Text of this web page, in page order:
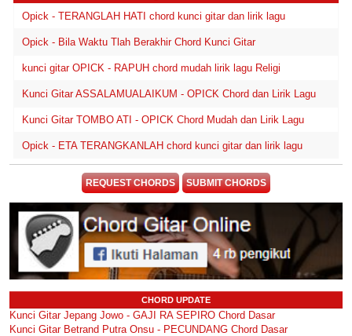
Opick - TERANGLAH HATI chord kunci gitar dan lirik lagu
Opick - Bila Waktu Tlah Berakhir Chord Kunci Gitar
kunci gitar OPICK - RAPUH chord mudah lirik lagu Religi
Kunci Gitar ASSALAMUALAIKUM - OPICK Chord dan Lirik Lagu
Kunci Gitar TOMBO ATI - OPICK Chord Mudah dan Lirik Lagu
Opick - ETA TERANGKANLAH chord kunci gitar dan lirik lagu
REQUEST CHORDS SUBMIT CHORDS
CHORD UPDATE
Kunci Gitar Jepang Jowo - GAJI RA SEPIRO Chord Dasar
Kunci Gitar Betrand Putra Onsu - PECUNDANG Chord Dasar